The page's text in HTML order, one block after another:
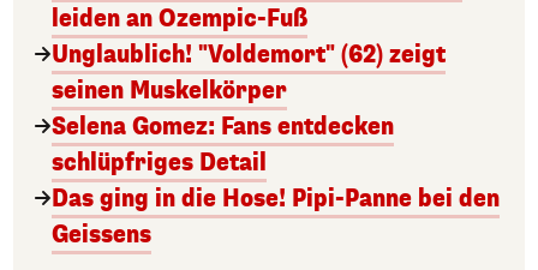
leiden an Ozempic-Fuß
Unglaublich! "Voldemort" (62) zeigt
seinen Muskelkörper
Selena Gomez: Fans entdecken
schlüpfriges Detail
Das ging in die Hose! Pipi-Panne bei den
Geissens